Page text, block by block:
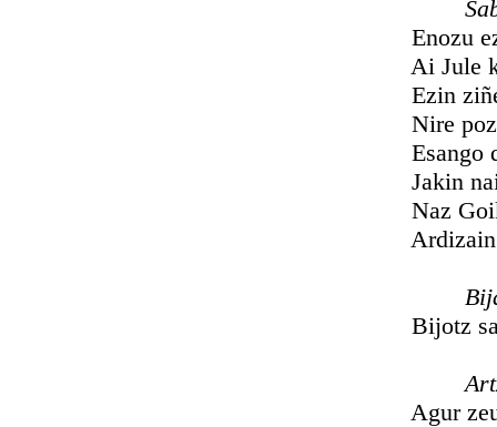
Enozu
Ai Jule
Ezin
Nire
Esango
Jakin nai
Naz
Ardizain
Bijotz
Agur